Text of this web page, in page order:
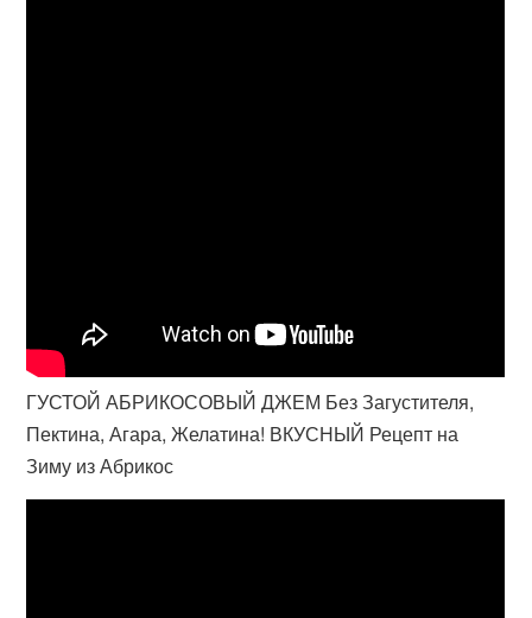
ГУСТОЙ АБРИКОСОВЫЙ ДЖЕМ Без Загустителя,
Пектина, Агара, Желатина! ВКУСНЫЙ Рецепт на
Зиму из Абрикос